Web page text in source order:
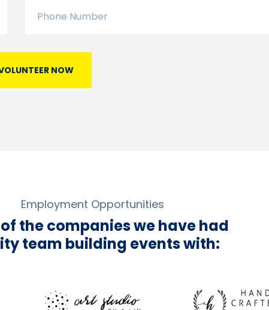
NOW
Employment Opportunities
the companies we have had
team building events with: